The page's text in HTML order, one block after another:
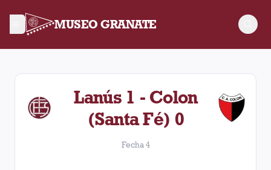
MUSEO GRANATE
Fecha 4. Partido entre Lanús y Colon (Santa Fé)
Lanús 1 - Colon
(Santa Fé) 0
Fecha 4